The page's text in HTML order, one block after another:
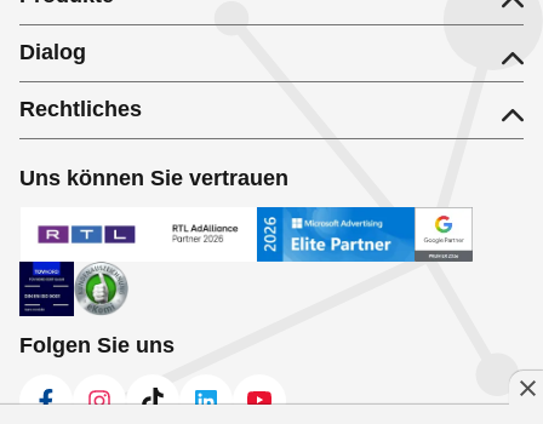
Dialog
Rechtliches
Uns können Sie vertrauen
Folgen Sie uns